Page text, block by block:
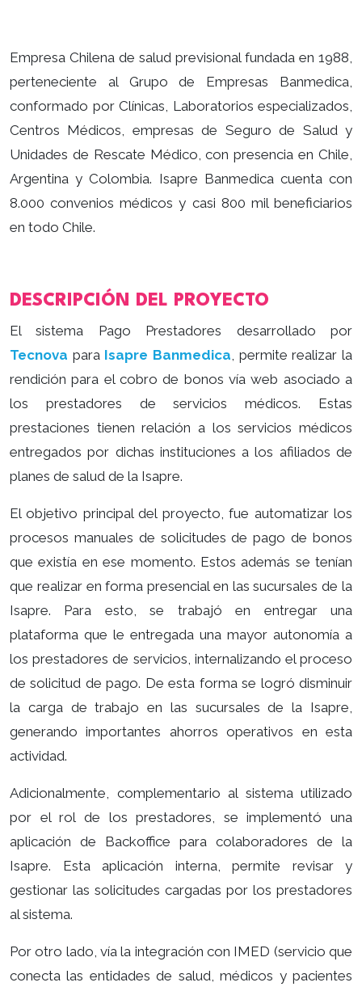
Empresa Chilena de salud previsional fundada en 1988,
perteneciente al Grupo de Empresas Banmedica,
conformado por Clínicas, Laboratorios especializados,
Centros Médicos, empresas de Seguro de Salud y
Unidades de Rescate Médico, con presencia en Chile,
Argentina y Colombia. Isapre Banmedica cuenta con
8.000 convenios médicos y casi 800 mil beneficiarios
en todo Chile.
DESCRIPCIÓN DEL PROYECTO
El sistema Pago Prestadores desarrollado por
Tecnova para Isapre Banmedica , permite realizar la
rendición para el cobro de bonos vía web asociado a
los prestadores de servicios médicos. Estas
prestaciones tienen relación a los servicios médicos
entregados por dichas instituciones a los afiliados de
planes de salud de la Isapre.
El objetivo principal del proyecto, fue automatizar los
procesos manuales de solicitudes de pago de bonos
que existía en ese momento. Estos además se tenían
que realizar en forma presencial en las sucursales de la
Isapre. Para esto, se trabajó en entregar una
plataforma que le entregada una mayor autonomía a
los prestadores de servicios, internalizando el proceso
de solicitud de pago. De esta forma se logró disminuir
la carga de trabajo en las sucursales de la Isapre,
generando importantes ahorros operativos en esta
actividad.
Adicionalmente, complementario al sistema utilizado
por el rol de los prestadores, se implementó una
aplicación de Backoffice para colaboradores de la
Isapre. Esta aplicación interna, permite revisar y
gestionar las solicitudes cargadas por los prestadores
al sistema.
Por otro lado, vía la integración con IMED (servicio que
conecta las entidades de salud, médicos y pacientes